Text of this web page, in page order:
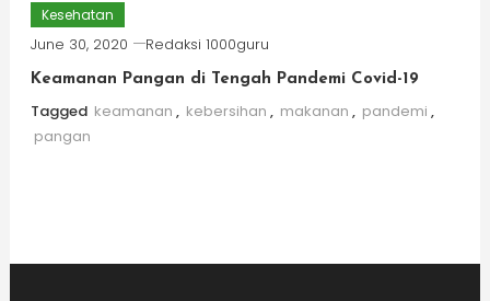
Kesehatan
June 30, 2020 Redaksi 1000guru
Keamanan Pangan di Tengah Pandemi Covid-19
Tagged keamanan , kebersihan , makanan , pandemi ,
pangan